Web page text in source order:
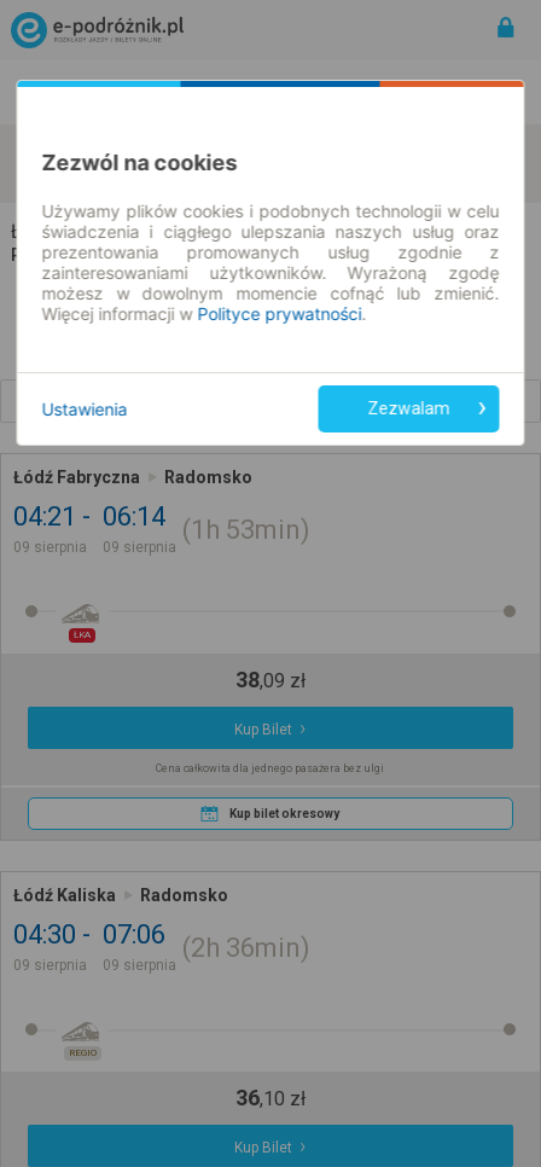
Łódź
Radomsko
09.08.2026 | -- : --
Łódź → Radomsko
Rozkład jazdy i bilety
Łódź Fabryczna Radomsko
04:21
09 sierpnia
06:14
09 sierpnia
1h 53min
ŁKA
38,09 zł
Kup Bilet
Cena całkowita dla jednego pasażera bez ulgi
Kup bilet okresowy
Łódź Kaliska Radomsko
04:30
09 sierpnia
07:06
09 sierpnia
2h 36min
REGIO
36,10 zł
Kup Bilet
Zezwól na cookies
Używamy plików cookies i podobnych technologii w celu
świadczenia i ciągłego ulepszania naszych usług oraz
prezentowania promowanych usług zgodnie z
zainteresowaniami użytkowników. Wyrażoną zgodę
możesz w dowolnym momencie cofnąć lub zmienić.
Więcej informacji w Polityce prywatności.
Ustawienia Zezwalam